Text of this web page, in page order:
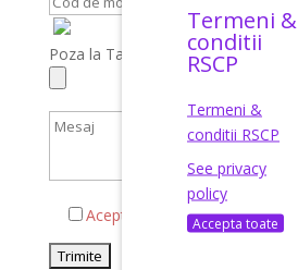
Poza la Talon, Carte Identitate, Brief
Acepta termenii si conditiile
Termeni &
conditii
RSCP
Termeni &
conditii RSCP
See privacy
policy
Accepta toate